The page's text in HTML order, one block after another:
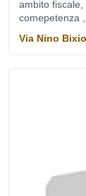
ambito
comepetenza
Via Nino